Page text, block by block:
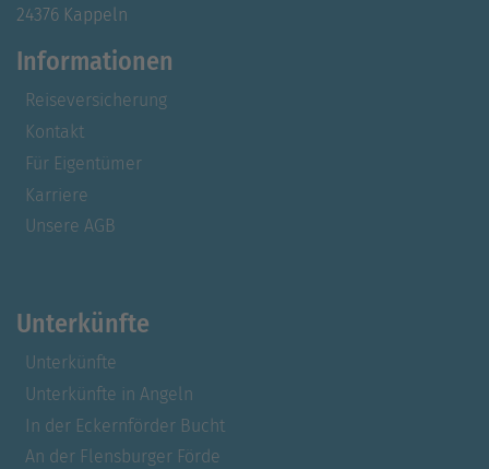
24376 Kappeln
Informationen
Reiseversicherung
Kontakt
Für Eigentümer
Karriere
Unsere AGB
Unterkünfte
Unterkünfte
Unterkünfte in Angeln
In der Eckernförder Bucht
An der Flensburger Förde